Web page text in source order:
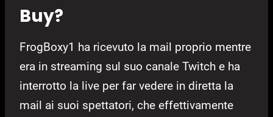
Buy?
FrogBoxy1 ha ricevuto la mail proprio mentre
era in streaming sul suo canale Twitch e ha
interrotto la live per far vedere in diretta la
mail ai suoi spettatori, che effettivamente